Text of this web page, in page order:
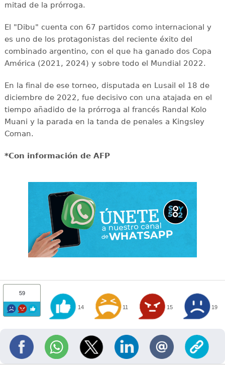
mitad de la prórroga.
El "Dibu" cuenta con 67 partidos como internacional y
es uno de los protagonistas del reciente éxito del
combinado argentino, con el que ha ganado dos Copa
América (2021, 2024) y sobre todo el Mundial 2022.
En la final de ese torneo, disputada en Lusail el 18 de
diciembre de 2022, fue decisivo con una atajada en el
tiempo añadido de la prórroga al francés Randal Kolo
Muani y la parada en la tanda de penales a Kingsley
Coman.
*Con información de AFP
59
14 11 15 19